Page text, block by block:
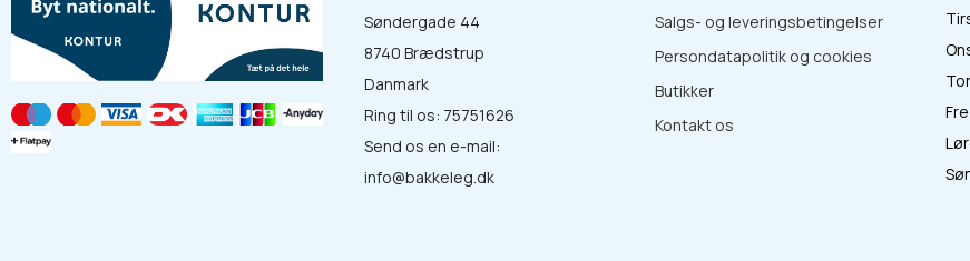
Søndergade 44
8740 Brædstrup
Danmark
Ring til os: 75751626
Send os en e-mail:
info@bakkeleg.dk
Salgs- og leveringsbetingelser
Persondatapolitik og cookies
Butikker
Kontakt os